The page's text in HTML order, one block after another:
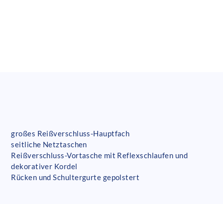
großes Reißverschluss-Hauptfach
seitliche Netztaschen
Reißverschluss-Vortasche mit Reflexschlaufen und
dekorativer Kordel
Rücken und Schultergurte gepolstert